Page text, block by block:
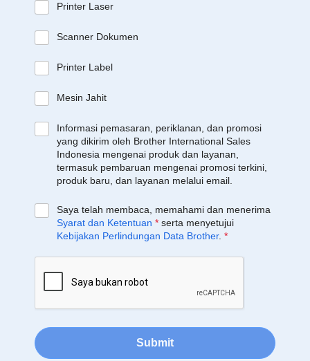
Printer Laser
Scanner Dokumen
Printer Label
Mesin Jahit
Informasi pemasaran, periklanan, dan promosi
yang dikirim oleh Brother International Sales
Indonesia mengenai produk dan layanan,
termasuk pembaruan mengenai promosi terkini,
produk baru, dan layanan melalui email.
Saya telah membaca, memahami dan menerima
Syarat dan Ketentuan * serta menyetujui
Kebijakan Perlindungan Data Brother. *
Submit